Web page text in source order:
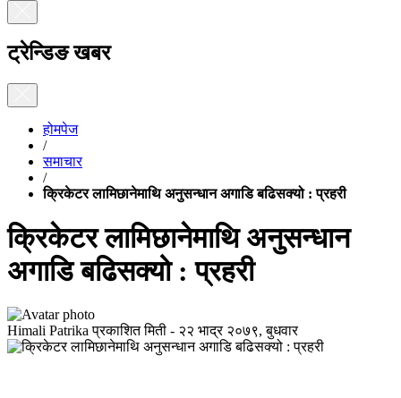
ट्रेन्डिङ खबर
होमपेज
/
समाचार
/
क्रिकेटर लामिछानेमाथि अनुसन्धान अगाडि बढिसक्यो : प्रहरी
क्रिकेटर लामिछानेमाथि अनुसन्धान
अगाडि बढिसक्यो : प्रहरी
Himali Patrika प्रकाशित मिती - २२ भाद्र २०७९, बुधवार